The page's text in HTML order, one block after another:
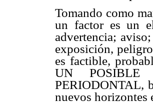
Tomando como
un factor es un
advertencia;
exposición,
es factible,
UN POSIBLE
PERIODONTAL,
nuevos horizontes